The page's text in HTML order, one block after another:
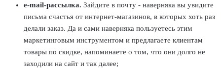
e-mail-рассылка. Зайдите в почту - наверняка вы увидите
письма счастья от интернет-магазинов, в которых хоть раз
делали заказ. Да и сами наверняка пользуетесь этим
маркетинговым инструментом и предлагаете клиентам
товары по скидке, напоминаете о том, что они долго не
заходили на сайт и так далее;